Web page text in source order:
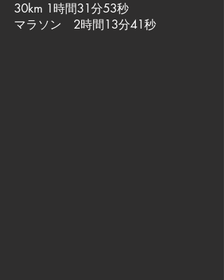
30km 1時間31分53秒
マラソン 2時間13分41秒